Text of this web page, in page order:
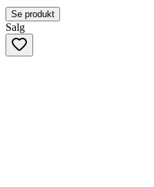
Se produkt
Salg